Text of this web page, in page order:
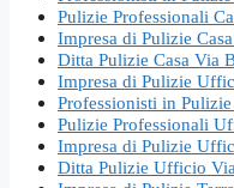
Pulizie Professionali
Impresa di Pulizie
Ditta Pulizie Casa Via
Impresa di Pulizie
Professionisti in
Pulizie Professionali
Impresa di Pulizie
Ditta Pulizie Ufficio